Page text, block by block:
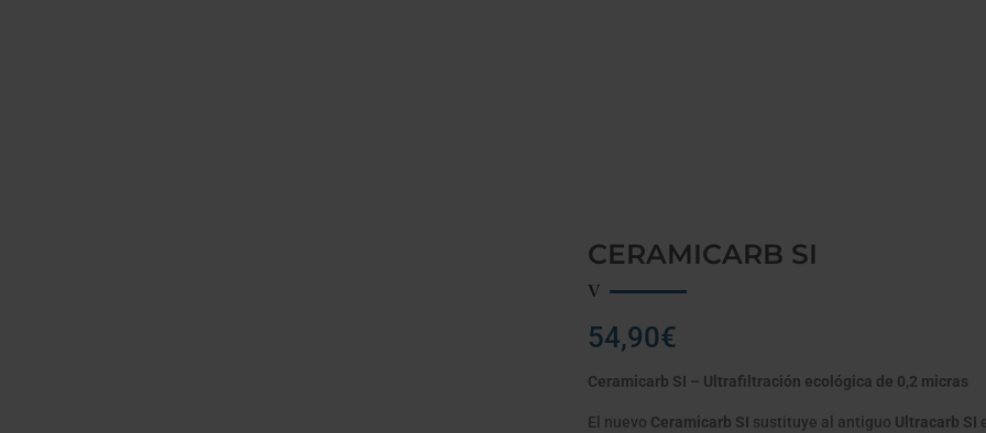
CERAMICARB SI
54,90€
Ceramicarb SI – Ultrafiltración ecológica de 0,2 micras
El nuevo Ceramicarb SI sustituye al antiguo Ultracarb SI